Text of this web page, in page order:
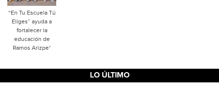
“En Tu Escuela Tú
Eliges” ayuda a
fortalecer la
educación de
Ramos Arizpe*
LO ÚLTIMO